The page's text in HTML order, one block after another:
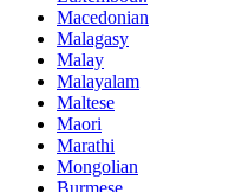
Macedonian
Malagasy
Malay
Malayalam
Maltese
Maori
Marathi
Mongolian